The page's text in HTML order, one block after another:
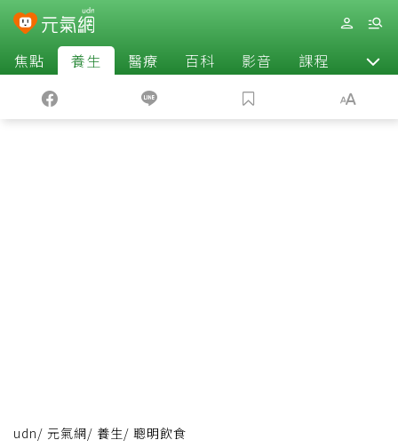
焦點 養生 醫療 百科 影音 課程 退休
udn/ 元氣網/ 養生/ 聰明飲食